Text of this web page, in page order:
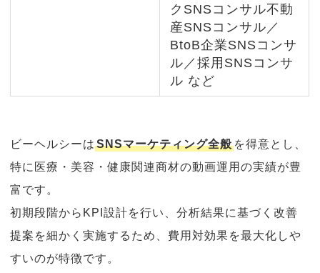
クSNSコンサル不動
産SNSコンサル／
BtoB企業SNSコンサ
ル／採用SNSコンサ
ル など
ビーヘルシーはSNSマーケティング全般 を得意とし、
特に医療・美容・健康関連商材の動画運用の実績が豊
富です。
初期段階からKPI設計を行い、分析結果に基づく改善
提案を細かく実施するため、費用対効果を最大化しや
すいのが特徴です。